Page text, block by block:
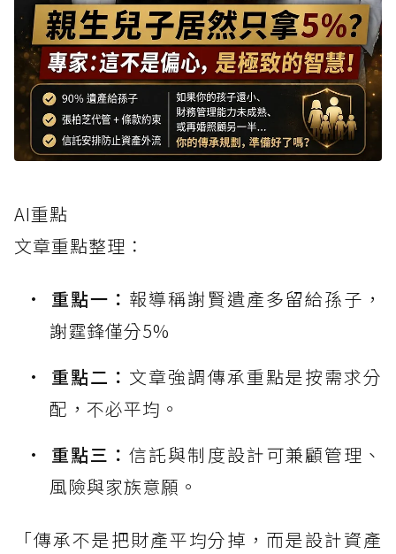
AI重點
文章重點整理：
重點一： 報導稱謝賢遺產多留給孫子，
謝霆鋒僅分5%
重點二： 文章強調傳承重點是按需求分
配，不必平均。
重點三：信託與制度設計可兼顧管理、
風險與家族意願。
「傳承不是把財產平均分掉，而是設計資產